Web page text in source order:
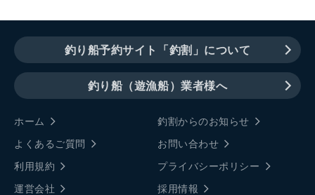
釣り船予約サイト「釣割」について
釣り船（遊漁船）業者様へ
ホーム
釣割からのお知らせ
よくあるご質問
お問い合わせ
利用規約
プライバシーポリシー
運営会社
採用情報